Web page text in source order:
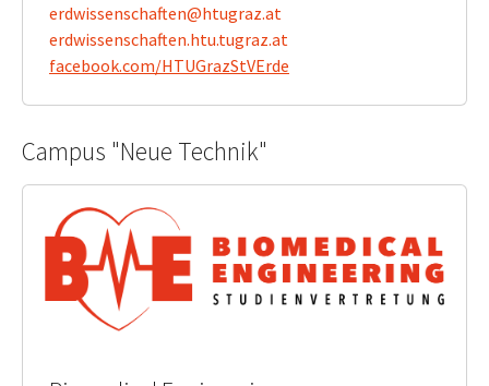
erdwissenschaften@htugraz.at
erdwissenschaften.htu.tugraz.at
​​​​​​​facebook.com/HTUGrazStVErde
Campus "Neue Technik"